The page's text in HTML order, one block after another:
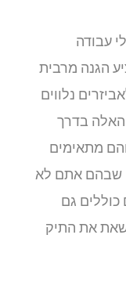
עבודה
הגנה מרבית
נלווים
בדרך
מתאימים
שבהם אתם לא
גם
את התיק